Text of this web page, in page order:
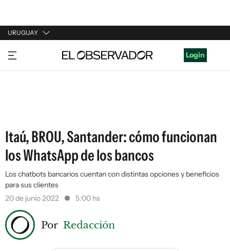
URUGUAY
URUGUAY
ARGENTINA
Login
Itaú, BROU, Santander: cómo funcionan
los WhatsApp de los bancos
Los chatbots bancarios cuentan con distintas opciones y beneficios
para sus clientes
20 de junio 2022
5:00 hs
Por Redacción